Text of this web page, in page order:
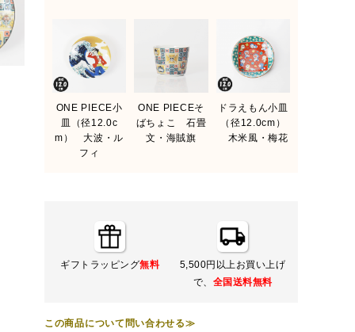
ONE PIECE小
皿（径12.0c
m） 大波・ル
フィ
ONE PIECEそ
ばちょこ 石畳
文・海賊旗
ドラえもん小皿
（径12.0cm）
木米風・梅花
ギフトラッピング無料
5,500円以上お買い上げ
で、 全国送料無料
この商品について問い合わせる≫